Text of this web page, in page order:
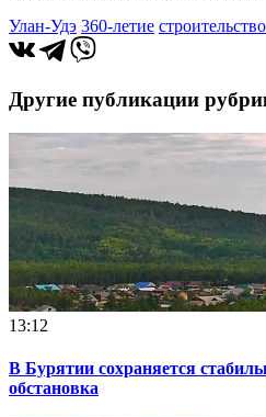
Улан-Удэ 360-летие
Другие публикации
13:12
В Бурятии сохраняется
обстановка